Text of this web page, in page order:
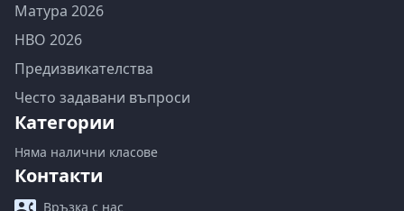
Матура 2026
НВО 2026
Предизвикателства
Често задавани въпроси
Категории
Няма налични класове
Контакти
Връзка с нас